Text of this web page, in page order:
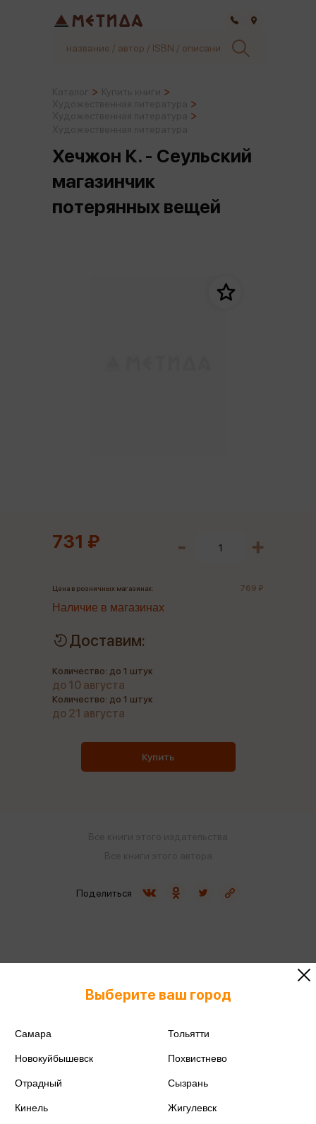
Хечжон К. - Сеульский
магазинчик
потерянных вещей
731 ₽
Цена в розничных магазинах: 769 ₽
Наличие в магазинах
Доставим:
Количество: до 1 штук
до 10 августа
Количество: до 1 штук
до 21 августа
Купить
Поделиться
Выберите ваш город
Самара Тольятти
Новокуйбышевск Похвистнево
Отрадный Сызрань
Кинель Жигулевск